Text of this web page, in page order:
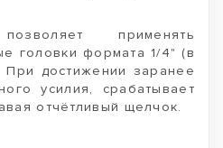
применять
головки формата 1/4" (в
При достижении заранее
усилия, срабатывает
отчётливый щелчок.